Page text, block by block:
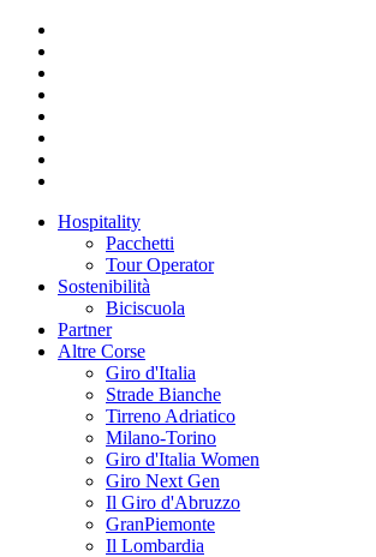
Hospitality
Pacchetti
Tour Operator
Sostenibilità
Biciscuola
Partner
Altre Corse
Giro d'Italia
Strade Bianche
Tirreno Adriatico
Milano-Torino
Giro d'Italia Women
Giro Next Gen
Il Giro d'Abruzzo
GranPiemonte
Il Lombardia